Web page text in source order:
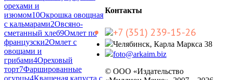
орехами и
изюмом10Окрошка овощная
с кальмарами2Овсяно-
сметанный хлеб9Омлет по
французски2Омлет с
овощами и
грибами4Ореховый
торт7Фаршированные
Контакты
+7 (351) 239-15-26
Челябинск, Карла Маркса 38
foto@arkaim.biz
© ООО «Издательство